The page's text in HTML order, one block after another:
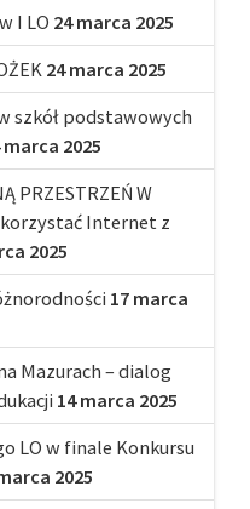
I LO 24 marca 2025
24 marca 2025
szkół podstawowych
marca 2025
PRZESTRZEŃ W
Internet z
2025
17 marca
Mazurach – dialog
14 marca 2025
LO w finale Konkursu
2025